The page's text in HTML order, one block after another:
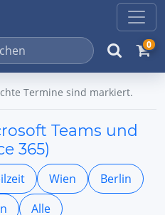
0
Termine sind markiert.
Teams und
365)
Wien
Berlin
Alle